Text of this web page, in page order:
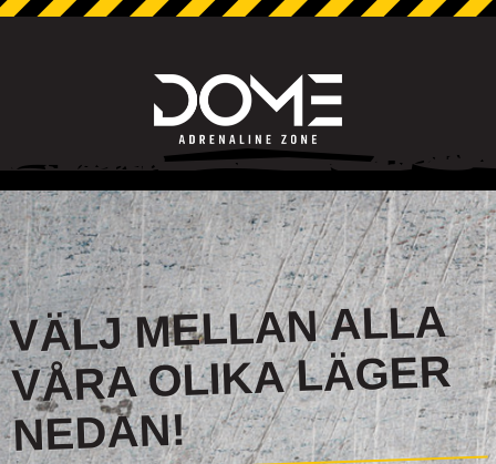
VÄLJ MELLAN ALLA
VÅRA OLIKA LÄGER
NEDAN!